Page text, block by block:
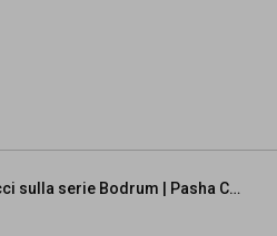
Intervista a Claudio Mastracci sulla serie Bodrum | Pasha Cymbals